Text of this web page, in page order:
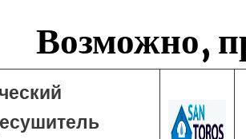
Возможно,